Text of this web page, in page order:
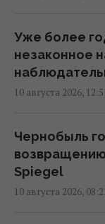
Россия
море: в ВМС
11:18 понедельник,
Война
Украина и РФ
друга, - Fox
10:42 понедельник,
Уже более
незаконное
10 августа 2026,
Чернобыль
Spiegel
10 августа 2026,